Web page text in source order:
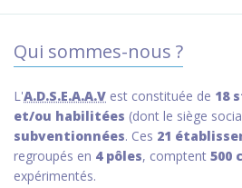
Qui sommes-nous ?
L'A.D.S.E.A.A.V est constituée de 18
et/ou habilitées (dont le siège
subventionnées. Ces 21
regroupés en 4 pôles, comptent 500
expérimentés.